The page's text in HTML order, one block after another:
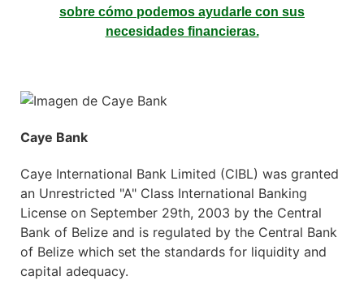
sobre cómo podemos ayudarle con sus
necesidades financieras.
Caye Bank
Caye International Bank Limited (CIBL) was granted
an Unrestricted "A" Class International Banking
License on September 29th, 2003 by the Central
Bank of Belize and is regulated by the Central Bank
of Belize which set the standards for liquidity and
capital adequacy.